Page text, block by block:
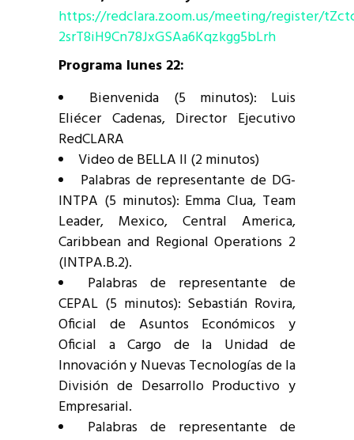
https://redclara.zoom.us/meeting/register/
2srT8iH9Cn78JxGSAa6Kqzkgg5bLrh
Programa lunes 22:
Bienvenida (5 minutos): Luis
Eliécer Cadenas, Director Ejecutivo
RedCLARA
Video de BELLA II (2 minutos)
Palabras de representante de DG-
INTPA (5 minutos): Emma Clua, Team
Leader, Mexico, Central America,
Caribbean and Regional Operations 2
(INTPA.B.2).
Palabras de representante de
CEPAL (5 minutos): Sebastián Rovira,
Oficial de Asuntos Económicos y
Oficial a Cargo de la Unidad de
Innovación y Nuevas Tecnologías de la
División de Desarrollo Productivo y
Empresarial.
Palabras de representante de